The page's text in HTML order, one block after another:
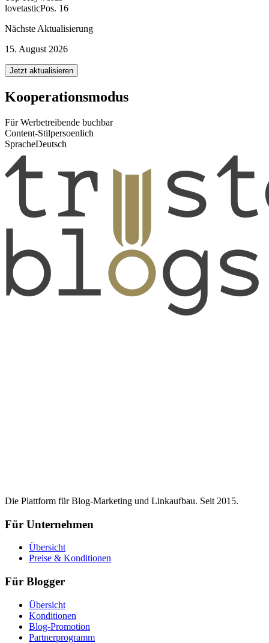
lovetasticPos. 16
Nächste Aktualisierung
15. August 2026
Jetzt aktualisieren
Kooperationsmodus
Für Werbetreibende buchbar
Content-Stilpersoenlich
SpracheDeutsch
Die Plattform für Blog-Marketing und Linkaufbau. Seit 2015.
Für Unternehmen
Übersicht
Preise & Konditionen
Für Blogger
Übersicht
Konditionen
Blog-Promotion
Partnerprogramm